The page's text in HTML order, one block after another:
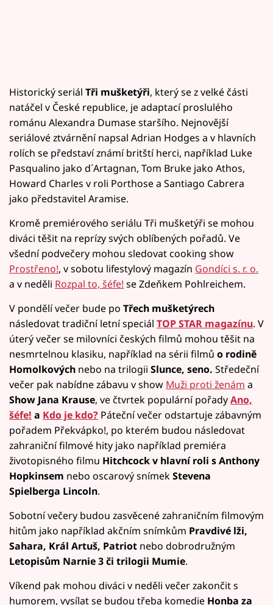
Historický seriál Tři mušketýři, který se z velké části
natáčel v České republice, je adaptací proslulého
románu Alexandra Dumase staršího. Nejnovější
seriálové ztvárnění napsal Adrian Hodges a v hlavních
rolích se představí známí britští herci, například Luke
Pasqualino jako d´Artagnan, Tom Bruke jako Athos,
Howard Charles v roli Porthose a Santiago Cabrera
jako představitel Aramise.
Kromě premiérového seriálu Tři mušketýři se mohou
diváci těšit na reprízy svých oblíbených pořadů. Ve
všední podvečery mohou sledovat cooking show
Prostřeno!, v sobotu lifestylový magazín Gondíci s. r. o.
a v neděli Rozpal to, šéfe! se Zdeňkem Pohlreichem.
V pondělí večer bude po Třech mušketýrech
následovat tradiční letní speciál TOP STAR magazínu. V
úterý večer se milovníci českých filmů mohou těšit na
nesmrtelnou klasiku, například na sérii filmů o rodině
Homolkových nebo na trilogii Slunce, seno. Středeční
večer pak nabídne zábavu v show Muži proti ženám a
Show Jana Krause, ve čtvrtek populární pořadyAno,
šéfe! a Kdo je kdo? Páteční večer odstartuje zábavným
pořadem Překvápko!, po kterém budou následovat
zahraniční filmové hity jako například premiéra
životopisného filmu Hitchcock v hlavní roli s Anthony
Hopkinsem nebo oscarový snímek Stevena
Spielberga Lincoln.
Sobotní večery budou zasvěcené zahraničním filmovým
hitům jako například akčním snímkům Pravdivé lži,
Sahara, Král Artuš, Patriot nebo dobrodružným
Letopisům Narnie 3 či trilogii Mumie.
Víkend pak mohou diváci v neděli večer zakončit s
humorem, vysílat se budou třeba komedie Honba za